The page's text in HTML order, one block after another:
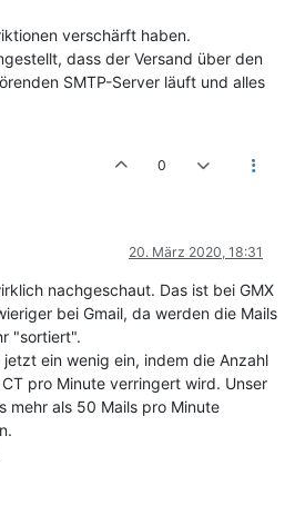
verschärft haben.
dass der Versand über den
SMTP-Server läuft und alles
0
20. März 2020, 18:31
nachgeschaut. Das ist bei GMX
bei Gmail, da werden die Mails
"sortiert".
ein wenig ein, indem die Anzahl
pro Minute verringert wird. Unser
mehr als 50 Mails pro Minute